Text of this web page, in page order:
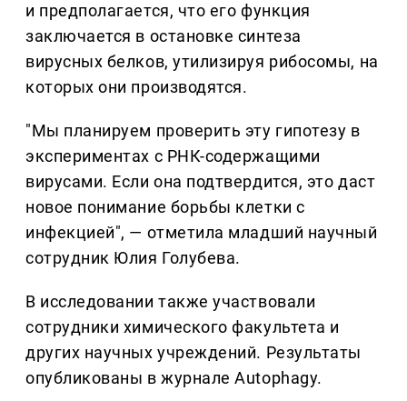
и предполагается, что его функция
заключается в остановке синтеза
вирусных белков, утилизируя рибосомы, на
которых они производятся.
"Мы планируем проверить эту гипотезу в
экспериментах с РНК-содержащими
вирусами. Если она подтвердится, это даст
новое понимание борьбы клетки с
инфекцией", — отметила младший научный
сотрудник Юлия Голубева.
В исследовании также участвовали
сотрудники химического факультета и
других научных учреждений. Результаты
опубликованы в журнале Autophagy.